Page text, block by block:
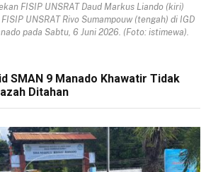
FISIP UNSRAT Daud Markus Liando (kiri)
UNSRAT Rivo Sumampouw (tengah) di IGD
pada Sabtu, 6 Juni 2026. (Foto: istimewa).
SMAN 9 Manado Khawatir Tidak
Ditahan